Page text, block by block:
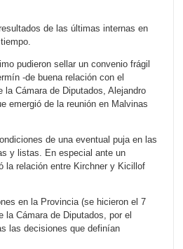
de las últimas internas en
pudieron sellar un convenio frágil
-de buena relación con el
Cámara de Diputados, Alejandro
emergió de la reunión en Malvinas
de una eventual puja en las
y listas. En especial ante un
la relación entre Kirchner y Kicillof
en la Provincia (se hicieron el 7
Cámara de Diputados, por el
las decisiones que definían